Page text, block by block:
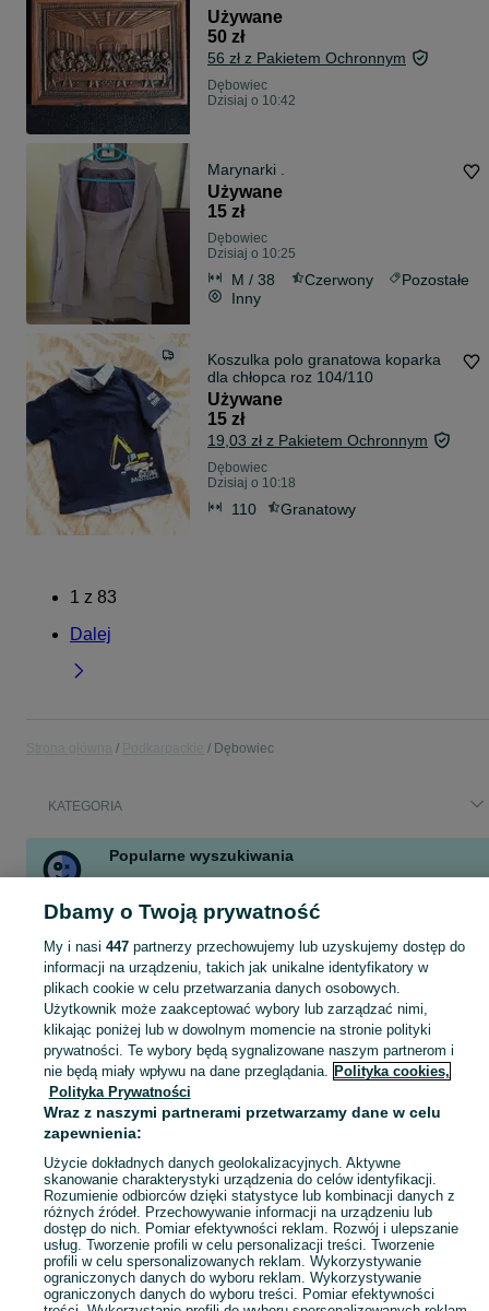
Używane
50 zł
56 zł z Pakietem Ochronnym
Dębowiec
Dzisiaj o 10:42
Marynarki .
Używane
15 zł
Dębowiec
Dzisiaj o 10:25
M / 38 Czerwony
Pozostałe
Inny
Koszulka polo granatowa koparka
dla chłopca roz 104/110
Używane
15 zł
19,03 zł z Pakietem Ochronnym
Dębowiec
Dzisiaj o 10:18
110 Granatowy
1 z 83
Dalej
Dębowiec
KATEGORIA
Popularne wyszukiwania
jawa
wfm simson przyczepa laweta
Zobacz Więcej
Mapa kategorii
Mapa miejscowości
Mapa ministron
Popularne wyszukiwania
Dbamy o Twoją prywatność
My i nasi 447partnerzy przechowujemy lub uzyskujemy dostęp do
informacji na urządzeniu, takich jak unikalne identyfikatory w
plikach cookie w celu przetwarzania danych osobowych.
Użytkownik może zaakceptować wybory lub zarządzać nimi,
klikając poniżej lub w dowolnym momencie na stronie polityki
prywatności. Te wybory będą sygnalizowane naszym partnerom i
nie będą miały wpływu na dane przeglądania. Polityka cookies,
Polityka Prywatności
Wraz z naszymi partnerami przetwarzamy dane w celu
zapewnienia:
Użycie dokładnych danych geolokalizacyjnych. Aktywne
skanowanie charakterystyki urządzenia do celów identyfikacji.
Rozumienie odbiorców dzięki statystyce lub kombinacji danych z
różnych źródeł. Przechowywanie informacji na urządzeniu lub
dostęp do nich. Pomiar efektywności reklam. Rozwój i ulepszanie
usług. Tworzenie profili w celu personalizacji treści. Tworzenie
profili w celu spersonalizowanych reklam. Wykorzystywanie
ograniczonych danych do wyboru reklam. Wykorzystywanie
ograniczonych danych do wyboru treści. Pomiar efektywności